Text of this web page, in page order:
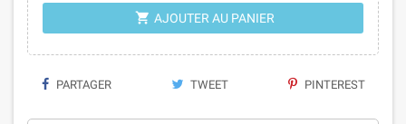
 AJOUTER AU PANIER
PARTAGER TWEET PINTEREST